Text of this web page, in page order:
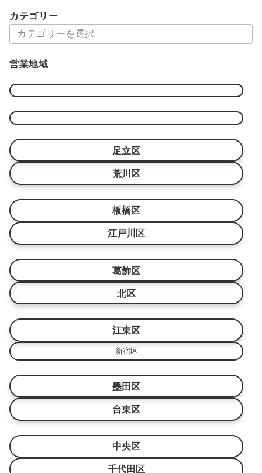
イ
カテゴリー
テ
リ
営業地域
足立区
荒川区
板橋区
江戸川区
葛飾区
北区
江東区
新宿区
墨田区
台東区
中央区
千代田区